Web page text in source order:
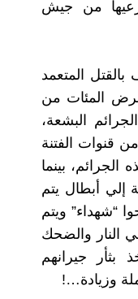
من جيش
المتعمد
المئات من
البشعة،
قنوات الفتنة
بينما
إلي أبطال يتم
“شهداء” ويتم
النار والضحك
بثأر جيرانهم
وزيادة…!